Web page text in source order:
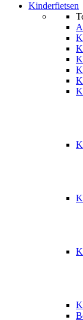
Kinderfietsen